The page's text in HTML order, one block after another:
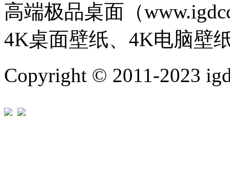
高端极品桌面（
4K桌面壁纸、4K电脑壁
Copyright © 2011-2023